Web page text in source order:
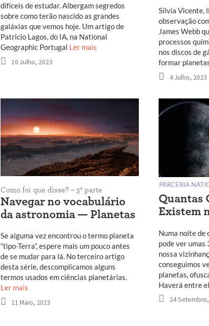
difíceis de estudar. Albergam segredos
sobre como terão nascido as grandes
galáxias que vemos hoje. Um artigo de
Patricio Lagos, do IA, na National
Geographic Portugal Ler mais
10 Julho, 2023
Sílvia Vicente,
observação
James Webb
processos
nos discos de
formar
4 Julho, 2023
Como foi que disse? – 3ª parte
Navegar no vocabulário
da astronomia — Planetas
Se alguma vez encontrou o termo planeta
“tipo-Terra”, espere mais um pouco antes
de se mudar para lá. No terceiro artigo
desta série, descomplicamos alguns
termos usados em ciências planetárias.
Ler mais
11 Maio, 2023
PARCERIA
Quantas
Existem
Numa noite de
pode ver
nossa
conseguimos
planetas,
Haverá entre
24